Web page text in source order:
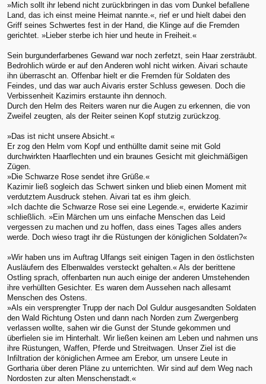
»Mich sollt ihr lebend nicht zurückbringen in das vom Dunkel befallene
Land, das ich einst meine Heimat nannte.«, rief er und hielt dabei den
Griff seines Schwertes fest in der Hand, die Klinge auf die Fremden
gerichtet. »Lieber sterbe ich hier und heute in Freiheit.«
Sein burgunderfarbenes Gewand war noch zerfetzt, sein Haar zersträubt.
Bedrohlich würde er auf den Anderen wohl nicht wirken. Aivari schaute
ihn überrascht an. Offenbar hielt er die Fremden für Soldaten des
Feindes, und das war auch Aivaris erster Schluss gewesen. Doch die
Verbissenheit Kazimirs erstaunte ihn dennoch.
Durch den Helm des Reiters waren nur die Augen zu erkennen, die von
Zweifel zeugten, als der Reiter seinen Kopf stutzig zurückzog.
»Das ist nicht unsere Absicht.«
Er zog den Helm vom Kopf und enthüllte damit seine mit Gold
durchwirkten Haarflechten und ein braunes Gesicht mit gleichmäßigen
Zügen.
»Die Schwarze Rose sendet ihre Grüße.«
Kazimir ließ sogleich das Schwert sinken und blieb einen Moment mit
verdutztem Ausdruck stehen. Aivari tat es ihm gleich.
»Ich dachte die Schwarze Rose sei eine Legende.«, erwiderte Kazimir
schließlich. »Ein Märchen um uns einfache Menschen das Leid
vergessen zu machen und zu hoffen, dass eines Tages alles anders
werde. Doch wieso tragt ihr die Rüstungen der königlichen Soldaten?«
»Wir haben uns im Auftrag Ulfangs seit einigen Tagen in den östlichsten
Ausläufern des Elbenwaldes versteckt gehalten.« Als der berittene
Ostling sprach, offenbarten nun auch einige der anderen Umstehenden
ihre verhüllten Gesichter. Es waren dem Aussehen nach allesamt
Menschen des Ostens.
»Als ein versprengter Trupp der nach Dol Guldur ausgesandten Soldaten
den Wald Richtung Osten und dann nach Norden zum Zwergenberg
verlassen wollte, sahen wir die Gunst der Stunde gekommen und
überfielen sie im Hinterhalt. Wir ließen keinen am Leben und nahmen uns
ihre Rüstungen, Waffen, Pferde und Streitwagen. Unser Ziel ist die
Infiltration der königlichen Armee am Erebor, um unsere Leute in
Gortharia über deren Pläne zu unterrichten. Wir sind auf dem Weg nach
Nordosten zur alten Menschenstadt.«